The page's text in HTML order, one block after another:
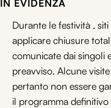
IN EVIDENZA
Durante le festività ,
applicare chiusure
comunicate dai singoli
preavviso. Alcune
pertanto non essere
il programma